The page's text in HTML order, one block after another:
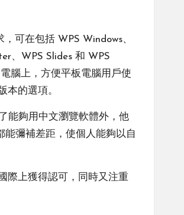
可在包括 WPS Windows、
、WPS Slides 和 WPS
腦上，方便平板電腦用戶使
本的選項。
能夠用中文瀏覽軟體外，他
彌補差距，使個人能夠以自
際上獲得認可，同時又注重